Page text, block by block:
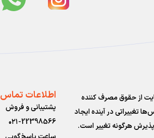
از حقوق مصرف کننده
تغییراتی در آینده ایجاد
هرگونه تغییر است.
اطلاعات تماس
پشتیبانی و فروش
۰۲۱-22398566